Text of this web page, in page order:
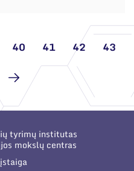
40 41 42
43
tyrimų institutas
mokslų centras